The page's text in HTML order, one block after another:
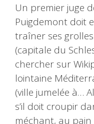
Un premier juge
Puigdemont doit
traîner ses
(capitale du
chercher sur
lointaine
(ville jumelée à…
s’il doit croupir
méchant, au pain